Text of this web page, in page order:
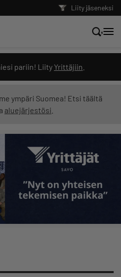
Liity jäseneksi
pariin! Liity Yrittäjiin
ympäri Suomea! Etsi täältä
aluejärjestösi
suoraan
kaikki sisältö